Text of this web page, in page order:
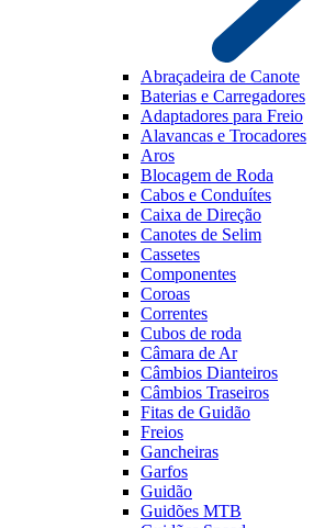
Abraçadeira de Canote
Baterias e Carregadores
Adaptadores para Freio
Alavancas e Trocadores
Aros
Blocagem de Roda
Cabos e Conduítes
Caixa de Direção
Canotes de Selim
Cassetes
Componentes
Coroas
Correntes
Cubos de roda
Câmara de Ar
Câmbios Dianteiros
Câmbios Traseiros
Fitas de Guidão
Freios
Gancheiras
Garfos
Guidão
Guidões MTB